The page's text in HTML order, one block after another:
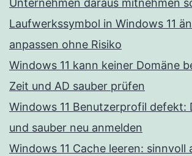
Unternehmen daraus mitnehmen
Laufwerkssymbol in Windows 11
anpassen ohne Risiko
Windows 11 kann keiner Domäne
Zeit und AD sauber prüfen
Windows 11 Benutzerprofil defekt:
und sauber neu anmelden
Windows 11 Cache leeren: sinnvoll